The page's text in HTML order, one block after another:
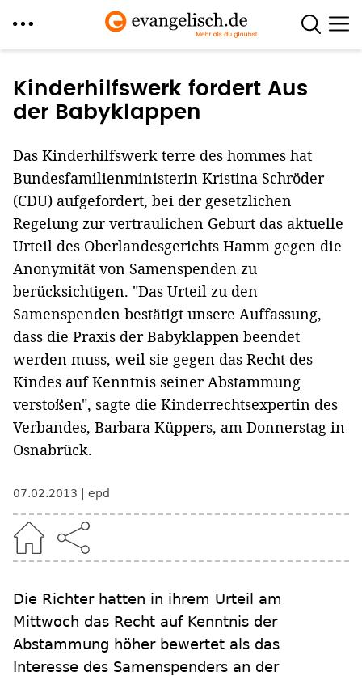
zum
Inhalt
Kinderhilfswerk fordert Aus
der Babyklappen
Das Kinderhilfswerk terre des hommes hat
Bundesfamilienministerin Kristina Schröder
(CDU) aufgefordert, bei der gesetzlichen
Regelung zur vertraulichen Geburt das aktuelle
Urteil des Oberlandesgerichts Hamm gegen die
Anonymität von Samenspenden zu
berücksichtigen. "Das Urteil zu den
Samenspenden bestätigt unsere Auffassung,
dass die Praxis der Babyklappen beendet
werden muss, weil sie gegen das Recht des
Kindes auf Kenntnis seiner Abstammung
verstoßen", sagte die Kinderrechtsexpertin des
Verbandes, Barbara Küppers, am Donnerstag in
Osnabrück.
07.02.2013 epd
Die Richter hatten in ihrem Urteil am
Mittwoch das Recht auf Kenntnis der
Abstammung höher bewertet als das
Interesse des Samenspenders an der